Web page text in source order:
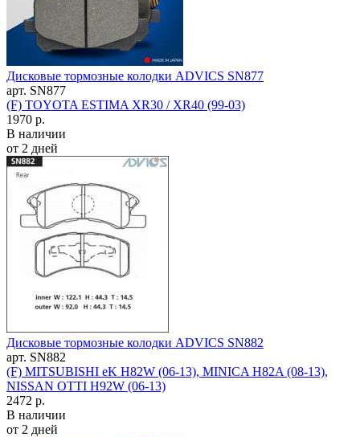
Дисковые тормозные колодки ADVICS SN877
арт. SN877
(F) TOYOTA ESTIMA XR30 / XR40 (99-03)
1970 р.
В наличии
от 2 дней
Дисковые тормозные колодки ADVICS SN882
арт. SN882
(F) MITSUBISHI eK H82W (06-13), MINICA H82A (08-13),
NISSAN OTTI H92W (06-13)
2472 р.
В наличии
от 2 дней